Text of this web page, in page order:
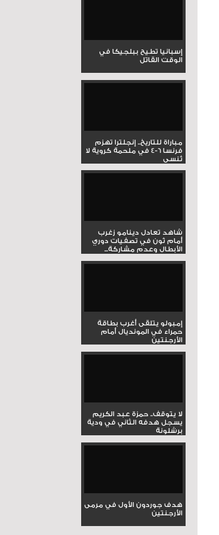
إسبانيا تطيح ببلجيكا في
الوقت القاتل
مباراة للتاريخ.. إنجلترا تهزم
فرنسا 6-4 في ملحمة كروية لا
تُنسى
شاهد تعادل دينامو زغرب
أمام ثون في تصفيات دوري
الأبطال وعدم مشاركة...
إمبولو يتلقى أغرب بطاقة
حمراء في المونديال أمام
الأرجنتين
لا يتوقف.. حمزة عبد الكريم
يسجل هدفه الثاني في ودية
برشلونة
هدف جوردون الأول في مرمى
الأرجنتين